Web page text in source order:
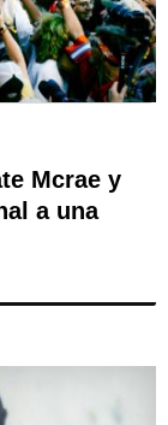
Mcrae y
a una